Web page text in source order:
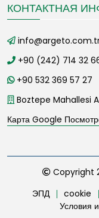
КОНТАКТНАЯ
+90 (242) 714 32
+90 532 369 57 27
Boztepe Mahallesi
Карта Google
Copyright
ЭПД
cookie
Условия